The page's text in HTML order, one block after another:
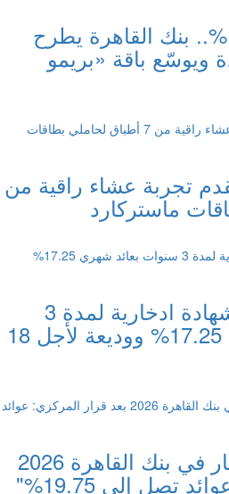
بعائد يصل إلى 18.5%.. بنك القاهرة يطرح
ويوسّع باقة «بريمو
تجربة عشاء راقية من
بنك القاهرة يطرح شهادة ادخارية لمدة 3
سنوات بعائد شهري 17.25% ووديعة لأجل 18
"أفضل شهادات ادخار في بنك القاهرة 2026
تصل إلى 19.75%"